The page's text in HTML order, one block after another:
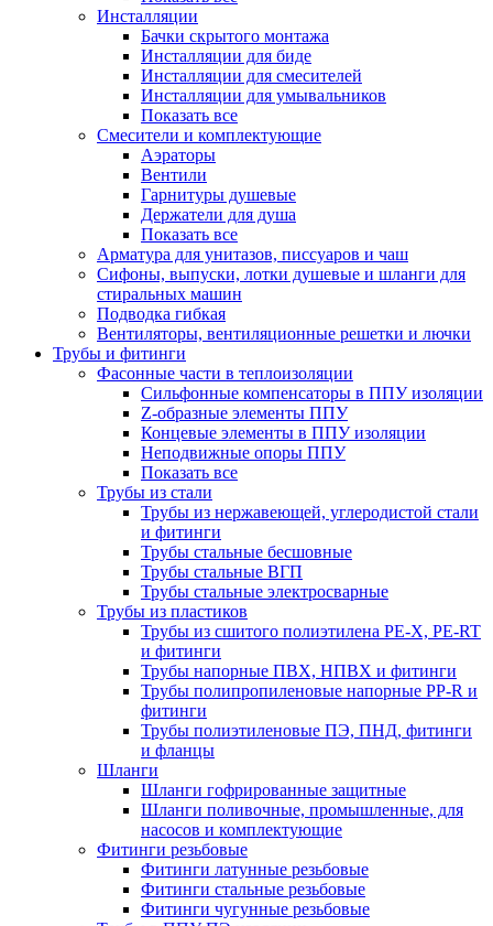
Инсталляции
Бачки скрытого монтажа
Инсталляции для биде
Инсталляции для смесителей
Инсталляции для умывальников
Показать все
Смесители и комплектующие
Аэраторы
Вентили
Гарнитуры душевые
Держатели для душа
Показать все
Арматура для унитазов, писсуаров и чаш
Сифоны, выпуски, лотки душевые и шланги для
стиральных машин
Подводка гибкая
Вентиляторы, вентиляционные решетки и лючки
Трубы и фитинги
Фасонные части в теплоизоляции
Cильфонные компенсаторы в ППУ изоляции
Z-образные элементы ППУ
Концевые элементы в ППУ изоляции
Неподвижные опоры ППУ
Показать все
Трубы из стали
Трубы из нержавеющей, углеродистой стали
и фитинги
Трубы стальные бесшовные
Трубы стальные ВГП
Трубы стальные электросварные
Трубы из пластиков
Трубы из сшитого полиэтилена PE-X, PE-RT
и фитинги
Трубы напорные ПВХ, НПВХ и фитинги
Трубы полипропиленовые напорные PP-R и
фитинги
Трубы полиэтиленовые ПЭ, ПНД, фитинги
и фланцы
Шланги
Шланги гофрированные защитные
Шланги поливочные, промышленные, для
насосов и комплектующие
Фитинги резьбовые
Фитинги латунные резьбовые
Фитинги стальные резьбовые
Фитинги чугунные резьбовые